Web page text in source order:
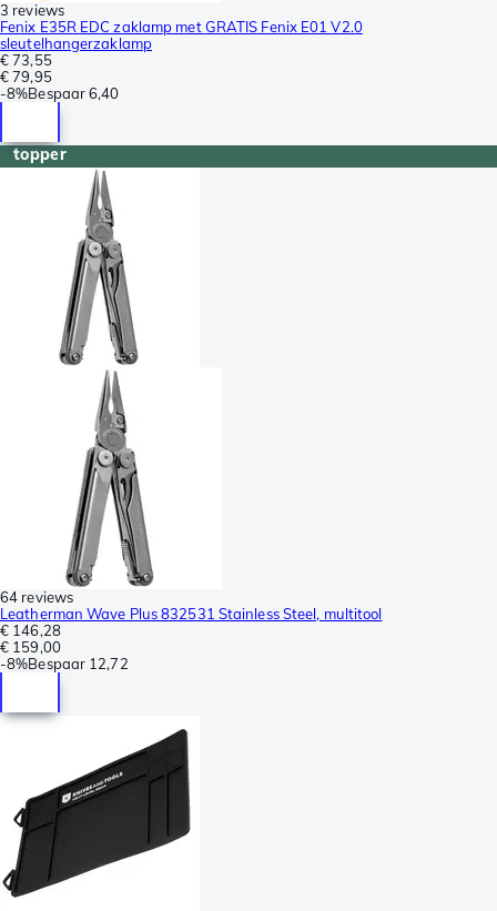
3 reviews
Fenix E35R EDC zaklamp met GRATIS Fenix E01 V2.0
sleutelhangerzaklamp
€ 73,55
€ 79,95
-8%Bespaar6,40
topper
64 reviews
Leatherman Wave Plus 832531 Stainless Steel, multitool
€ 146,28
€ 159,00
-8%Bespaar 12,72